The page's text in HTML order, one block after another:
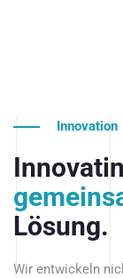
Innovation
Lösung.
Wir entwickeln